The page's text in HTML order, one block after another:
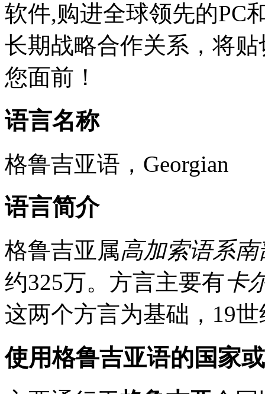
软件,购进全球领先的PC
长期战略合作关系，将
您面前！
语言名称
格鲁吉亚语，Georgian
语言简介
格鲁吉亚属高加索语系
约325万。方言主要有卡
这两个方言为基础，19
使用格鲁吉亚语的国家